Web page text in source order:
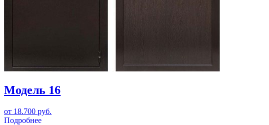
Модель 16
от 18.700 руб.
Подробнее